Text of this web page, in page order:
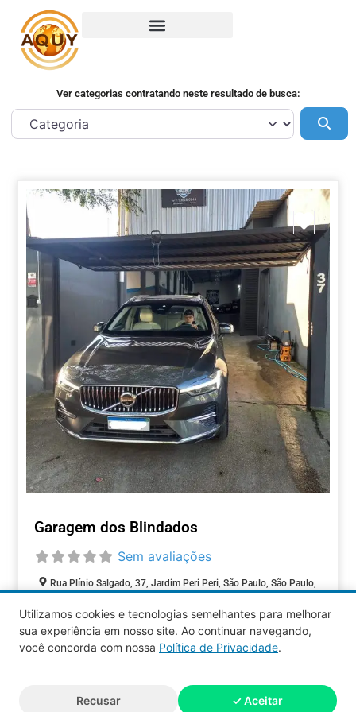
Ver categorias contratando neste resultado de busca:
Garagem dos Blindados
Sem avaliações
Rua Plínio Salgado, 37, Jardim Peri Peri, São Paulo, São Paulo,
AUTOMOTIVOS Fechado agora:
reservados.
Utilizamos cookies e tecnologias semelhantes para melhorar
sua experiência em nosso site. Ao continuar navegando,
você concorda com nossa Política de Privacidade.
Recusar ✓ Aceitar